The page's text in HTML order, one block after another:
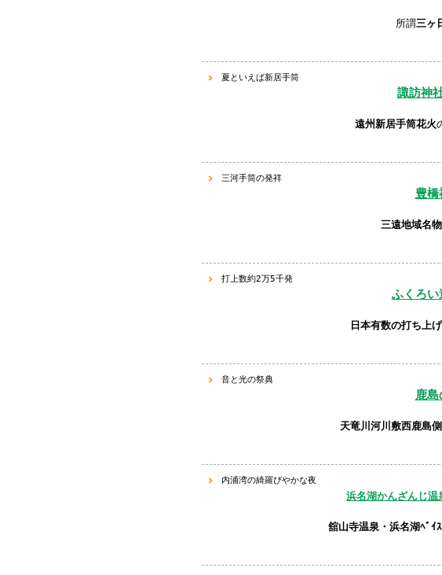
所謂三ヶ
夏といえば新居手筒
諏訪神
遠州新居手筒花火
三河手筒の発祥
豊橋
三遠地域名
打上数約2万5千発
ふくろい
日本有数の打ち上
音と光の祭典
鹿島
天竜川河川敷西鹿島
内浦湾の綺羅びやかな夜
浜名湖かんざんじ温
舘山寺温泉・ 浜名湖ﾍﾞｲ